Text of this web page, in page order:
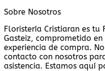
Sobre Nosotros
Floristería Cristiaran es
Gasteiz, comprometido
experiencia de compra.
contacto con nosotros
asistencia. Estamos aquí